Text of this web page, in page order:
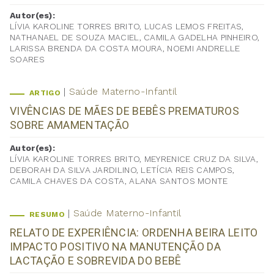
Autor(es):
LÍVIA KAROLINE TORRES BRITO, LUCAS LEMOS FREITAS,
NATHANAEL DE SOUZA MACIEL, CAMILA GADELHA PINHEIRO,
LARISSA BRENDA DA COSTA MOURA, NOEMI ANDRELLE
SOARES
ARTIGO Saúde Materno-Infantil
VIVÊNCIAS DE MÃES DE BEBÊS PREMATUROS
SOBRE AMAMENTAÇÃO
Autor(es):
LÍVIA KAROLINE TORRES BRITO, MEYRENICE CRUZ DA SILVA,
DEBORAH DA SILVA JARDILINO, LETÍCIA REIS CAMPOS,
CAMILA CHAVES DA COSTA, ALANA SANTOS MONTE
RESUMO Saúde Materno-Infantil
RELATO DE EXPERIÊNCIA: ORDENHA BEIRA LEITO
IMPACTO POSITIVO NA MANUTENÇÃO DA
LACTAÇÃO E SOBREVIDA DO BEBÊ